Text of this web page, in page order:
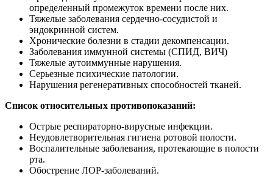
определенный промежуток времени после них.
Тяжелые заболевания сердечно-сосудистой и
эндокринной систем.
Хронические болезни в стадии декомпенсации.
Заболевания иммунной системы (СПИД, ВИЧ)
Тяжелые аутоиммунные нарушения.
Серьезные психические патологии.
Нарушения регенеративных способностей тканей.
Список относительных противопоказаний:
Острые респираторно-вирусные инфекции.
Неудовлетворительная гигиена ротовой полости.
Воспалительные заболевания, протекающие в полости
рта.
Обострение ЛОР-заболеваний.